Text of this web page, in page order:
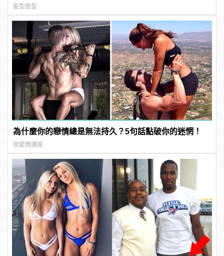
髮型造型
為什麼你的戀情總是無法持久？5句話點破你的迷惘！
戀愛微講座